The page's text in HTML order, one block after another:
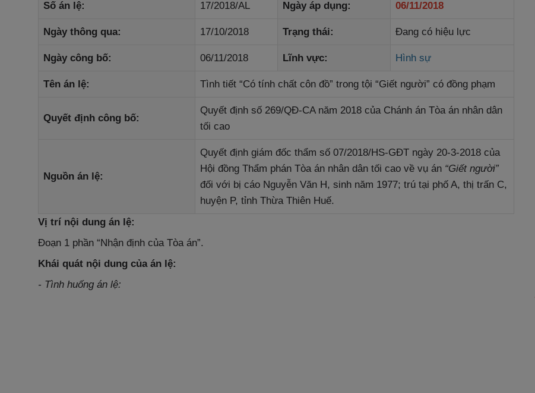
Số án lệ: 17/2018/AL Ngày áp dụng: 06/11/2018
Ngày thông qua: 17/10/2018 Trạng thái: Đang có hiệu lực
Ngày công bố: 06/11/2018 Lĩnh vực: Hình sự
Tên án lệ: Tình tiết “Có tính chất côn đồ” trong tội “Giết người” có đồng phạm
Quyết định công bố:
Quyết định số 269/QĐ-CA năm 2018 của Chánh án Tòa án nhân dân
tối cao
Nguồn án lệ:
Quyết định giám đốc thẩm số 07/2018/HS-GĐT ngày 20-3-2018 của
Hội đồng Thẩm phán Tòa án nhân dân tối cao về vụ án “Giết người”
đối với bị cáo Nguyễn Văn H, sinh năm 1977; trú tại phố A, thị trấn C,
huyện P, tỉnh Thừa Thiên Huế.
Vị trí nội dung án lệ:
Đoạn 1 phần “Nhận định của Tòa án”.
Khái quát nội dung của án lệ:
- Tình huống án lệ: